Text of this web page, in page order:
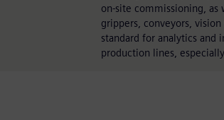
on-site commissioning, as
grippers, conveyors,
standard for analytics and
production lines,